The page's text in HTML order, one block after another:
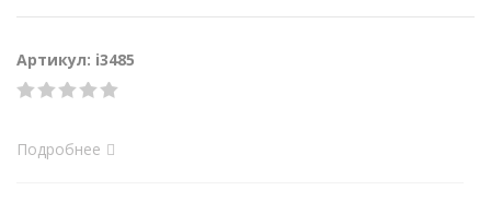
Артикул: i3485
Подробнее